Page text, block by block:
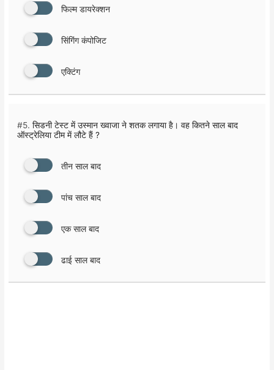
फिल्म डायरेक्शन
सिंगिंग कंपोजिट
एक्टिंग
#5. सिडनी टेस्ट में उस्मान ख्वाजा ने शतक लगाया है। वह कितने साल बाद
ऑस्ट्रेलिया टीम में लौटे हैं ?
तीन साल बाद
पांच साल बाद
एक साल बाद
ढाई साल बाद